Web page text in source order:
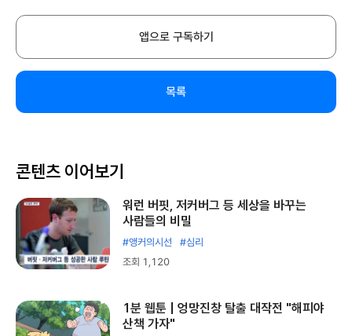
앱으로 구독하기
목록
콘텐츠 이어보기
워런 버핏, 저커버그 등 세상을 바꾸는
사람들의 비밀
#앵커의시선
#심리
조회 1,120
1분 웹툰 | 엉망진창 탈출 대작전 "해피야
산책 가자"